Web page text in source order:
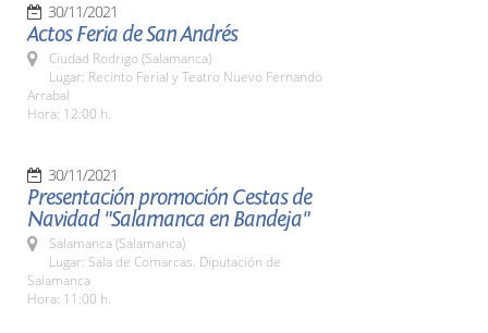
30/11/2021
Actos Feria de San Andrés
Ciudad Rodrigo (Salamanca)
Lugar: Recinto Ferial y Teatro Nuevo Fernando
Arrabal
Hora: 12:00 h.
30/11/2021
Presentación promoción Cestas de
Navidad "Salamanca en Bandeja"
Salamanca (Salamanca)
Lugar: Sala de Comarcas. Diputación de
Salamanca
Hora: 11:00 h.